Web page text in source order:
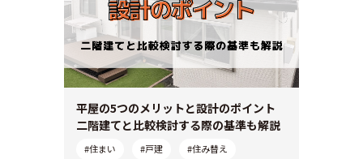
平屋の5つのメリットと設計のポイント
二階建てと比較検討する際の基準も解説
#住まい #戸建 #住み替え